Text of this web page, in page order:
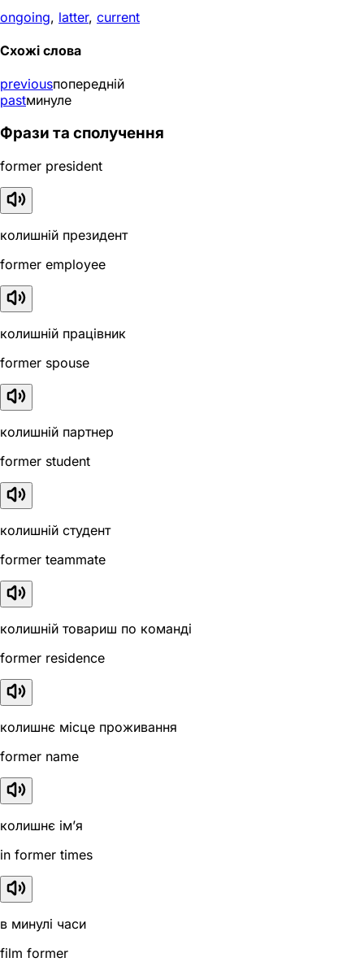
ongoing, latter, current
Схожі слова
previousпопередній
pastминуле
Фрази та сполучення
former president
колишній президент
former employee
колишній працівник
former spouse
колишній партнер
former student
колишній студент
former teammate
колишній товариш по команді
former residence
колишнє місце проживання
former name
колишнє ім’я
in former times
в минулі часи
film former